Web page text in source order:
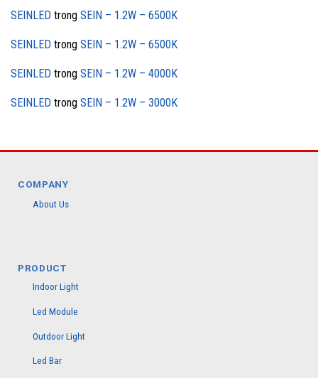
SEINLED trong SEIN – 1.2W – 6500K
SEINLED trong SEIN – 1.2W – 6500K
SEINLED trong SEIN – 1.2W – 4000K
SEINLED trong SEIN – 1.2W – 3000K
COMPANY
About Us
PRODUCT
Indoor Light
Led Module
Outdoor Light
Led Bar